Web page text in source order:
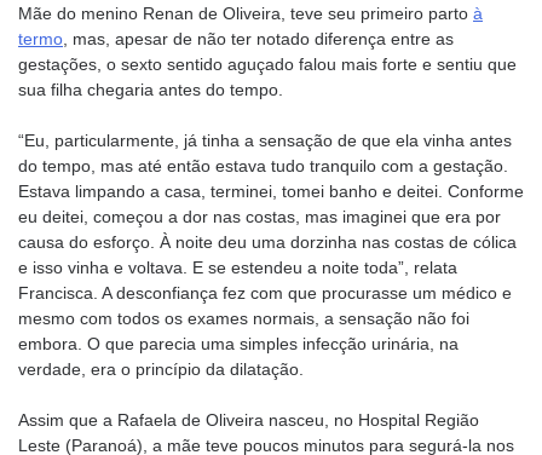
Mãe do menino Renan de Oliveira, teve seu primeiro parto à
termo , mas, apesar de não ter notado diferença entre as
gestações, o sexto sentido aguçado falou mais forte e sentiu que
sua filha chegaria antes do tempo.
“Eu, particularmente, já tinha a sensação de que ela vinha antes
do tempo, mas até então estava tudo tranquilo com a gestação.
Estava limpando a casa, terminei, tomei banho e deitei. Conforme
eu deitei, começou a dor nas costas, mas imaginei que era por
causa do esforço. À noite deu uma dorzinha nas costas de cólica
e isso vinha e voltava. E se estendeu a noite toda”, relata
Francisca. A desconfiança fez com que procurasse um médico e
mesmo com todos os exames normais, a sensação não foi
embora. O que parecia uma simples infecção urinária, na
verdade, era o princípio da dilatação.
Assim que a Rafaela de Oliveira nasceu, no Hospital Região
Leste (Paranoá), a mãe teve poucos minutos para segurá-la nos